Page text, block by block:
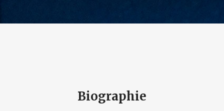
Biographie